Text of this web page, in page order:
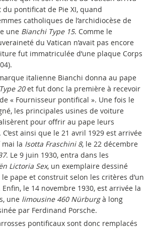
pontificat de Pie XI, quand
catholiques de l’archidiocèse de
une Bianchi Type 15. Comme le
du Vatican n’avait pas encore
fut immatriculée d’une plaque Corps
italienne Bianchi donna au pape
20et fut donc la première à recevoir
« Fournisseur pontifical ». Une fois le
les principales usines de voiture
pour offrir au pape leurs
ainsi que le 21 avril 1929 est arrivée
mai la Isotta Fraschini 8, le 22 décembre
. Le 9 juin 1930, entra dans les
Lictoria Sex, un exemplaire dessiné
pape et construit selon les critères d’un
le 14 novembre 1930, est arrivée la
une limousine 460 Nürburgà long
par Ferdinand Porsche.
pontificaux sont donc remplacés